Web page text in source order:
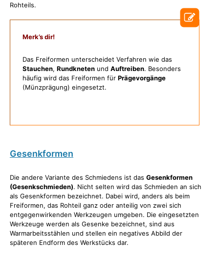
Rohteils.
Merk’s dir!
Das Freiformen unterscheidet Verfahren wie das
Stauchen, Rundkneten und Auftreiben. Besonders
häufig wird das Freiformen für Prägevorgänge
(Münzprägung) eingesetzt.
Gesenkformen
Die andere Variante des Schmiedens ist das Gesenkformen
(Gesenkschmieden). Nicht selten wird das Schmieden an sich
als Gesenkformen bezeichnet. Dabei wird, anders als beim
Freiformen, das Rohteil ganz oder anteilig von zwei sich
entgegenwirkenden Werkzeugen umgeben. Die eingesetzten
Werkzeuge werden als Gesenke bezeichnet, sind aus
Warmarbeitsstählen und stellen ein negatives Abbild der
späteren Endform des Werkstücks dar.